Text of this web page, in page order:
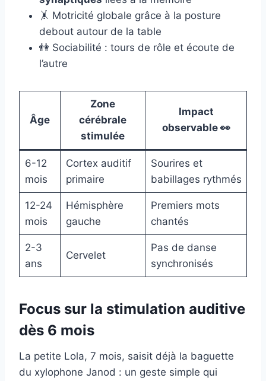
🤸 Motricité globale grâce à la posture
debout autour de la table
👫 Sociabilité : tours de rôle et écoute de
l’autre
Âge
Zone
cérébrale
stimulée
Impact
observable 👀
6-12
mois
Cortex auditif
primaire
Sourires et
babillages rythmés
12-24
mois
Hémisphère
gauche
Premiers mots
chantés
2-3
ans
Cervelet
Pas de danse
synchronisés
Focus sur la stimulation auditive
dès 6 mois
La petite Lola, 7 mois, saisit déjà la baguette
du xylophone Janod : un geste simple qui